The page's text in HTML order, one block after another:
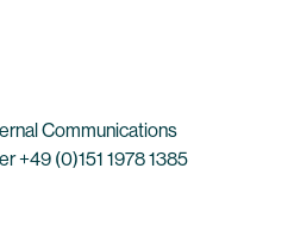
Communications
+49 (0)151 1978 1385